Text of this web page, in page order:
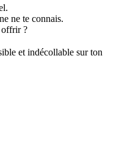
ne te connais.
offrir ?
et indécollable sur ton